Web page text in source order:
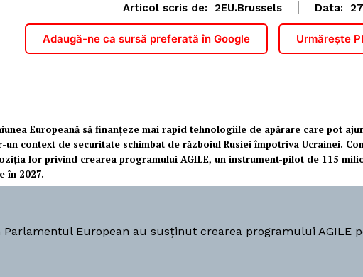
PRESShub
Articol scris de: 2EU.Brussels Data:
Adaugă-ne ca sursă preferată în Google Urmărește
Europeană să finanțeze mai rapid tehnologiile de apărare care pot
context de securitate schimbat de războiul Rusiei împotriva Ucrainei.
lor privind crearea programului AGILE, un instrument-pilot de 115
în 2027.
Parlamentul European au susținut crearea programului AGILE